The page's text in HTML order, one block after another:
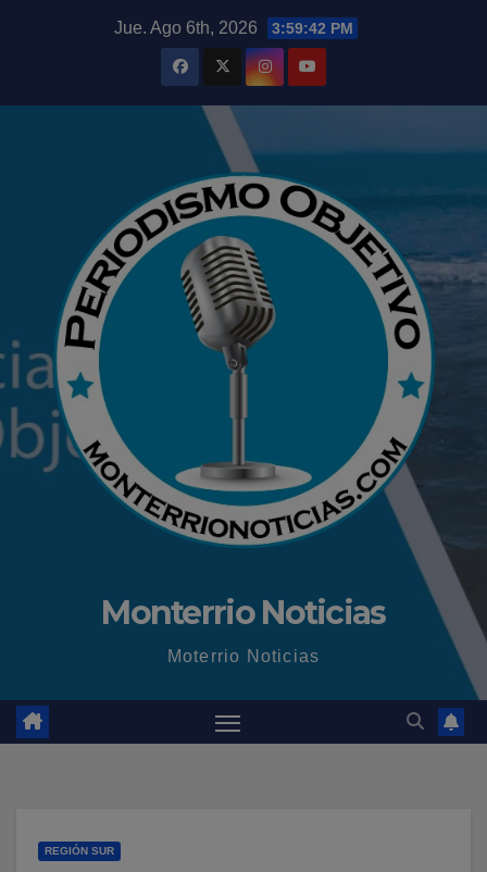
Jue. Ago 6th, 2026 3:59:43 PM
Monterrio Noticias
Moterrio Noticias
REGIÓN SUR
modal-check